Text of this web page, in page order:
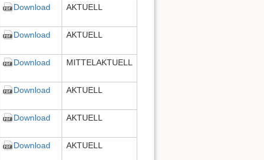
Download AKTUELL
Download AKTUELL
Download MITTELAKTUELL
Download AKTUELL
Download AKTUELL
Download AKTUELL